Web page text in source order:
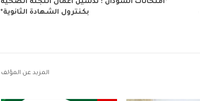
*امتحانات السودان : تدشين اعمال اللجنة الصحية
بكنترول الشهادة الثانوية*
المزيد عن المؤلف